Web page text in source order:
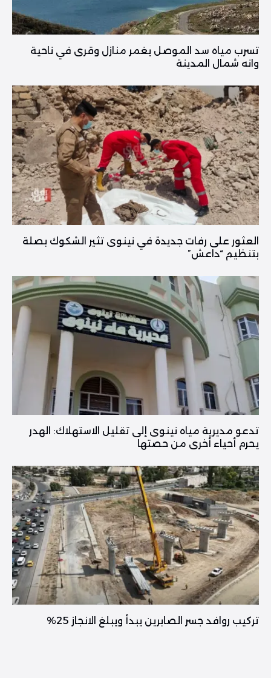
تسرب مياه سد الموصل يغمر منازل وقرى في ناحية
وانه شمال المدينة
العثور على رفات جديدة في نينوى تثير الشكوك بصلة
بتنظيم “داعش”
تدعو مديرية مياه نينوى إلى تقليل الاستهلاك: الهدر
يحرم أحياء أخرى من حصتها
تركيب روافد جسر الصابرين يبدأ ويبلغ الانجاز 25%